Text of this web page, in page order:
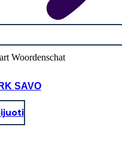
SAVO